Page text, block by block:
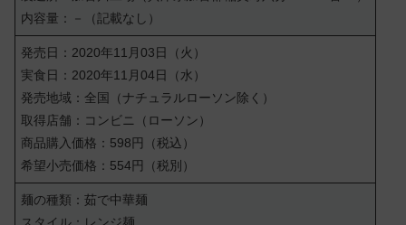
内容量：－（記載なし）
発売日：2020年11月03日（火）
実食日：2020年11月04日（水）
発売地域：全国（ナチュラルローソン除く）
取得店舗：コンビニ（ローソン）
商品購入価格：598円（税込）
希望小売価格：554円（税別）
麺の種類：茹で中華麺
スタイル：レンジ麺